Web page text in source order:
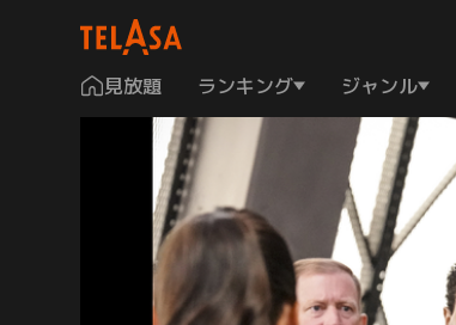
見放題 ランキング ジャンル